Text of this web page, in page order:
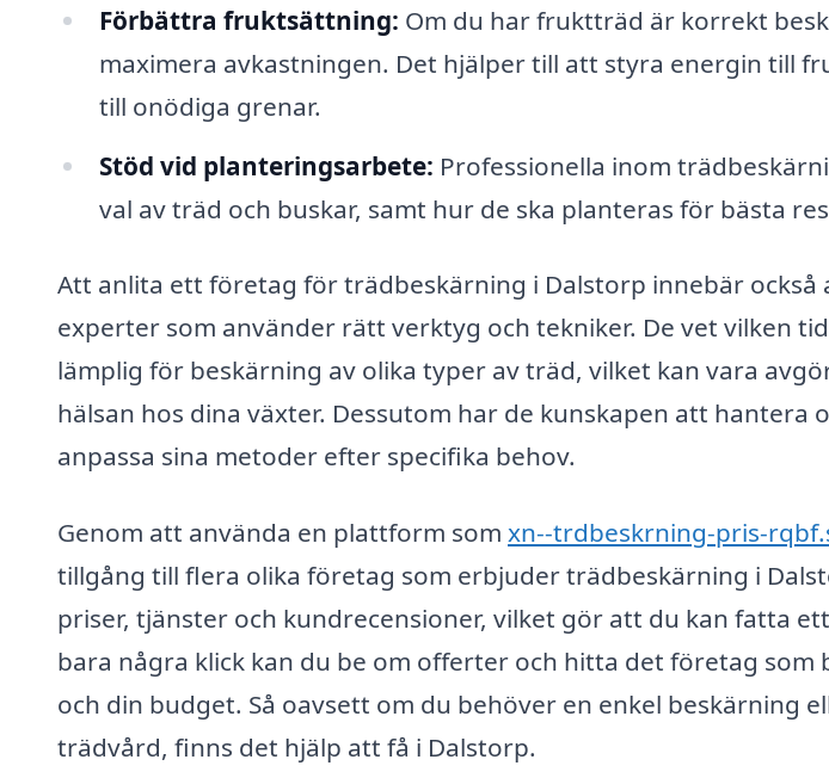
Förbättra fruktsättning: Om du har fruktträd är korrekt
maximera avkastningen. Det hjälper till att styra energin till
till onödiga grenar.
Stöd vid planteringsarbete: Professionella inom
val av träd och buskar, samt hur de ska planteras för bästa
Att anlita ett företag för trädbeskärning i Dalstorp innebär
experter som använder rätt verktyg och tekniker. De vet vilken
lämplig för beskärning av olika typer av träd, vilket kan vara
hälsan hos dina växter. Dessutom har de kunskapen att hantera
anpassa sina metoder efter specifika behov.
Genom att använda en plattform som xn--trdbeskrning-pris-
tillgång till flera olika företag som erbjuder trädbeskärning i
priser, tjänster och kundrecensioner, vilket gör att du kan fatta
bara några klick kan du be om offerter och hitta det företag som
och din budget. Så oavsett om du behöver en enkel beskärning
trädvård, finns det hjälp att få i Dalstorp.